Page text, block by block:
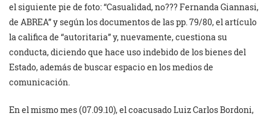
el siguiente pie de foto: “Casualidad, no??? Fernanda Giannasi,
de ABREA” y según los documentos de las pp. 79/80, el artículo
la califica de “autoritaria” y, nuevamente, cuestiona su
conducta, diciendo que hace uso indebido de los bienes del
Estado, además de buscar espacio en los medios de
comunicación.
En el mismo mes (07.09.10), el coacusado Luiz Carlos Bordoni,